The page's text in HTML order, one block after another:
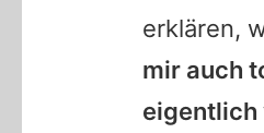
erklären,
mir auch
eigentlich